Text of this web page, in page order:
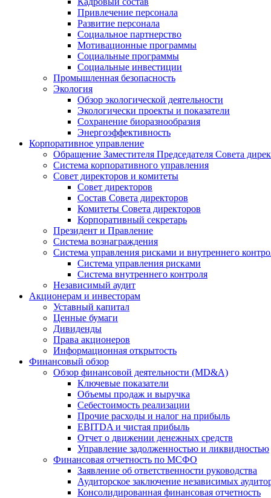
Привлечение персонала
Развитие персонала
Социальное партнерство
Мотивационные программы
Социальные программы
Социальные инвестиции
Промышленная безопасность
Экология
Обзор экологической деятельности
Экологически проекты и показатели
Сохранение биоразнообразия
Энергоэффективность
Корпоративное управление
Обращение Заместителя Председателя Совета
Система корпоративного управления
Совет директоров и комитеты
Совет директоров
Состав Совета директоров
Комитеты Совета директоров
Корпоративный секретарь
Президент и Правление
Система вознаграждения
Система управления рисками и внутреннего
Система управления рисками
Система внутреннего контроля
Независимый аудит
Акционерам и инвесторам
Уставный капитал
Ценные бумаги
Дивиденды
Права акционеров
Информационная открытость
Финансовый обзор
Обзор финансовой деятельности (MD&A)
Ключевые показатели
Объемы продаж и выручка
Себестоимость реализации
Прочие расходы и налог на прибыль
EBITDA и чистая прибыль
Отчет о движении денежных средств
Управление задолженностью и ликвидностью
Финансовая отчетность по МСФО
Заявление об ответственности руководства
Аудиторское заключение независимых
Консолидированная финансовая отчетность